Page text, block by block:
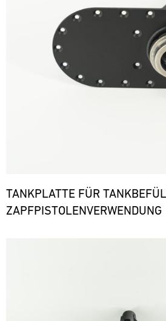
TANKPLATTE FÜR
ZAPFPISTOLENVERWENDUNG